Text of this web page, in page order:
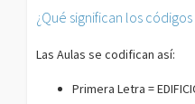
¿Qué significan los códigos
Las Aulas se codifican así:
Primera Letra =